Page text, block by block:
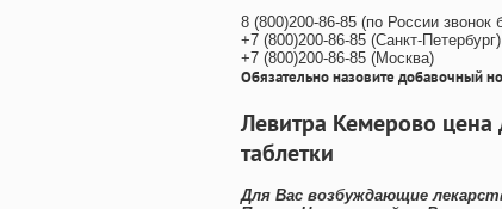
8 (800)200-86-85 (по России звонок
+7 (800)200-86-85 (Санкт-Петербург)
+7 (800)200-86-85 (Москва)
Обязательно назовите добавочный
Левитра Кемерово
таблетки
Для Вас возбуждающие